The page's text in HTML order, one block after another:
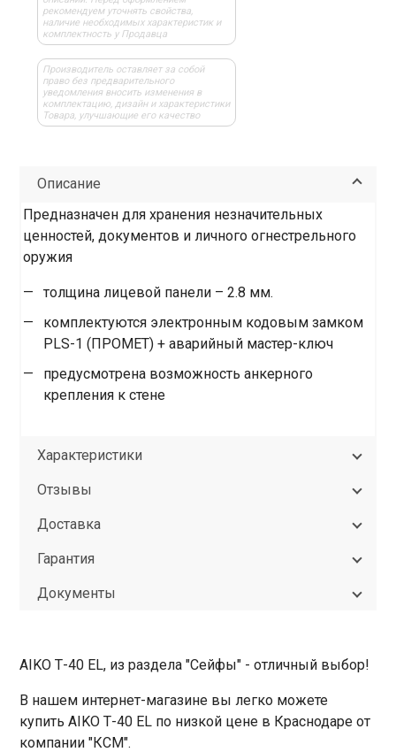
рекомендуем уточнять свойства,
наличие необходимых характеристик и
комплектность у Продавца
Производитель оставляет за собой
право без предварительного
уведомления вносить изменения в
комплектацию, дизайн и характеристики
Товара, улучшающие его качество
Описание
Предназначен для хранения незначительных
ценностей, документов и личного огнестрельного
оружия
толщина лицевой панели – 2.8 мм.
комплектуются электронным кодовым замком
PLS-1 (ПРОМЕТ) + аварийный мастер-ключ
предусмотрена возможность анкерного
крепления к стене
Характеристики
Отзывы
Доставка
Гарантия
Документы
AIKO Т-40 EL, из раздела "Сейфы" - отличный выбор!
В нашем интернет-магазине вы легко можете
купить AIKO Т-40 EL по низкой цене в Краснодаре от
компании "КСМ".